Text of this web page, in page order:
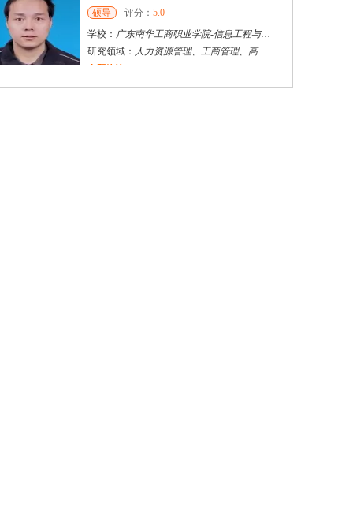
硕导 评分： 5.0
学校： 广东南华工商职业学院-信息工程与商务管理学院
研究领域： 人力资源管理、工商管理、高职教育
立即咨询
李** 包头市